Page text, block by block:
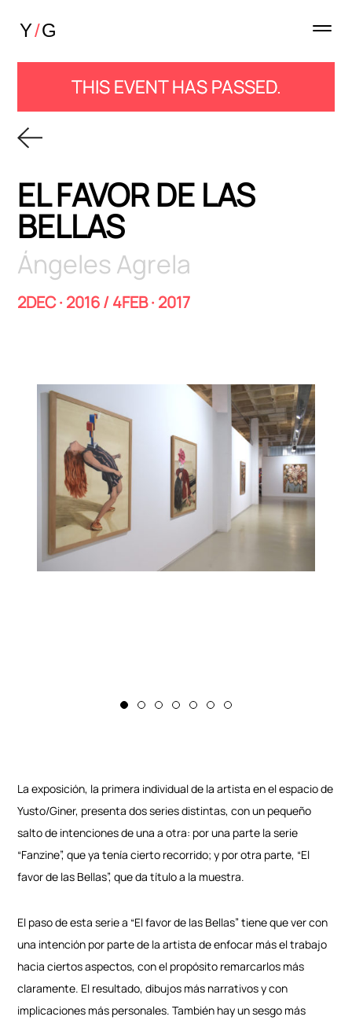
THIS EVENT HAS PASSED.
EL FAVOR DE LAS
BELLAS
Ángeles Agrela
2DEC· 2016/ 4FEB · 2017
La exposición, la primera individual de la artista en el espacio de
Yusto/Giner, presenta dos series distintas, con un pequeño
salto de intenciones de una a otra: por una parte la serie
“Fanzine”, que ya tenía cierto recorrido; y por otra parte, “El
favor de las Bellas”, que da título a la muestra.
El paso de esta serie a “El favor de las Bellas” tiene que ver con
una intención por parte de la artista de enfocar más el trabajo
hacia ciertos aspectos, con el propósito remarcarlos más
claramente. El resultado, dibujos más narrativos y con
implicaciones más personales. También hay un sesgo más